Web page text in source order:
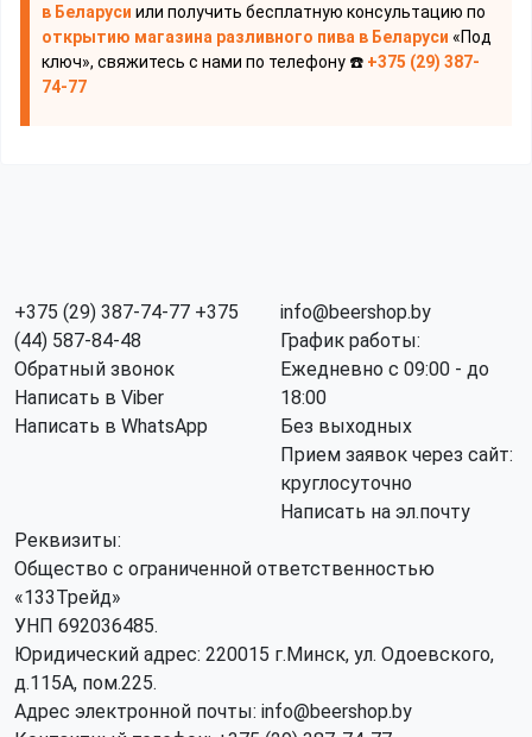
в Беларуси или получить бесплатную консультацию по
открытию магазина разливного пива в Беларуси «Под
ключ», свяжитесь с нами по телефону ☎️ +375 (29) 387-
74-77
+375 (29) 387-74-77 +375
(44) 587-84-48
Обратный звонок
Написать в Viber
Написать в WhatsApp
info@beershop.by
График работы:
Ежедневно с 09:00 - до
18:00
Без выходных
Прием заявок через сайт:
круглосуточно
Написать на эл.почту
Реквизиты:
Общество с ограниченной ответственностью
«133Трейд»
УНП 692036485​.
Юридический адрес: 220015 г.Минск, ул. Одоевского,
д.115А, пом.225.
Адрес электронной почты: info@beershop.by